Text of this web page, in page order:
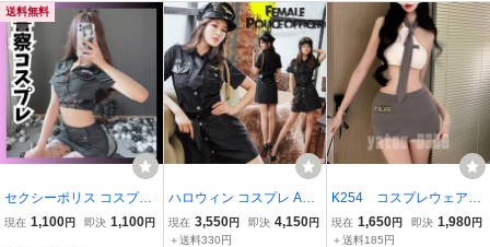
丈スカート 訳あり
ム ナイトウェア
送料無料
セクシーポリス コスプレ
婦警 ミニスカ ハロウィン
現在 1,100円 即決 1,100円
ハロウィン コスプレ Ann
a Mu コスプレ ポリス コ
スチューム 衣装 婦人警官
現在 3,550円 即決 4,150円
＋送料330円
K254 コスプレウェア
POLICE ホルターネッ
ク トップス ミニスカ
現在 1,650円 即決 1,980円
＋送料185円